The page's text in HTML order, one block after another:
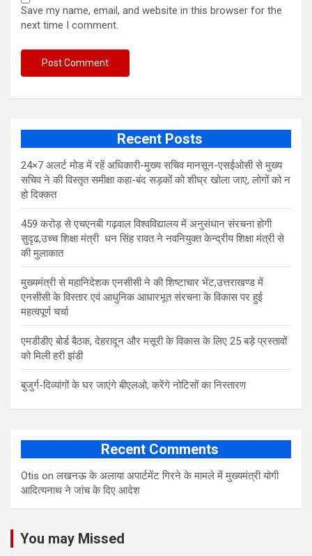
Save my name, email, and website in this browser for the
next time I comment.
Recent Posts
24×7 अलर्ट मोड में रहें अधिकारी-मुख्य सचिव मानसून-एसईओसी से मुख्य
सचिव ने की विस्तृत समीक्षा कहा-बंद सड़कों को शीघ्र खोला जाए, लोगों को न
हो दिक्कत
459 करोड़ से एचएनबी गढ़वाल विश्वविद्यालय में अनुसंधान संरचना होगी
सुदृढ,उच्च शिक्षा मंत्री धन सिंह रावत ने नवनियुक्त केन्द्रीय शिक्षा मंत्री से
की मुलाकात
मुख्यमंत्री से महानिदेशक एनसीसी ने की शिष्टाचार भेंट,उत्तराखण्ड में
एनसीसी के विस्तार एवं आधुनिक आधारभूत संरचना के विकास पर हुई
महत्वपूर्ण चर्चा
एमडीडीए बोर्ड बैठक, देहरादून और मसूरी के विकास के लिए 25 बड़े प्रस्तावों
को मिली हरी झंडी
बुजुर्ग-दिव्यांगों के घर जाएंगे बीएलओ, करेंगे नोटिसों का निस्तारण
Recent Comments
Otis onलखनऊ के अलाया अपार्टमेंट गिरने के मामले में मुख्‍यमंत्री योगी
आद‍ित्‍यनाथ ने जांच के द‍िए आदेश
You may Missed